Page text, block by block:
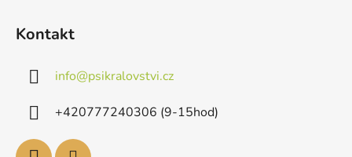
Kontakt
info@psikralovstvi.cz
+420777240306 (9-15hod)